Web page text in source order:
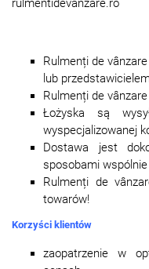
rulmentidevanzare.ro
Rulmenți de
lub
Rulmenți de
Łożyska są
wyspecjalizowanej
Dostawa jest
sposobami
Rulmenți de
towarów!
Korzyści klientów
zaopatrzenie w